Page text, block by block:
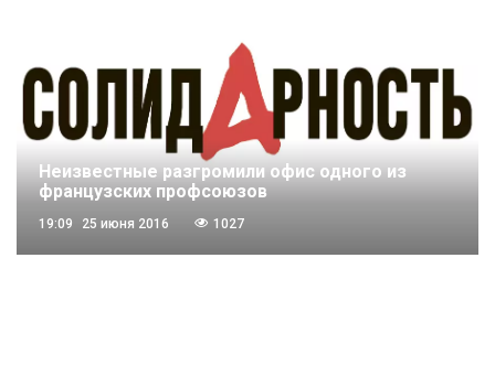
Неизвестные разгромили офис одного из
французских профсоюзов
19:09 25 июня 2016 1027